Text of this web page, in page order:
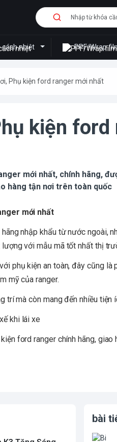
nhiệt PPF/Wrap
Phụ kiện ford ranger mới nhất
kiện ford
mới nhất, chính hãng,
hàng tận nơi trên toàn quốc
mới nhất
nhập khẩu từ nước ngoài,
với mẫu mã tốt nhất thị
phụ kiện an toàn, đây cũng
mỹ của ranger.
trí mà còn mang đến nhiều tiện
khi lái xe
ford ranger chính hãng,
bài